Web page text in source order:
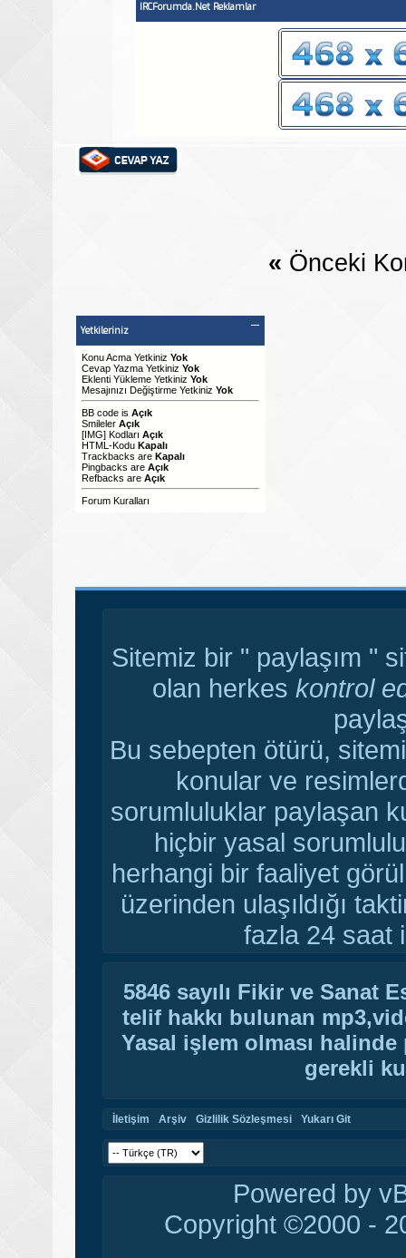
IRCForumda.Net Reklamlar
« Önceki
Yetkileriniz
Konu Acma Yetkiniz Yok
Cevap Yazma Yetkiniz Yok
Eklenti Yükleme Yetkiniz Yok
Mesajınızı Değiştirme Yetkiniz Yok
BB code is Açık
Smileler Açık
[IMG] Kodları Açık
HTML-Kodu Kapalı
Trackbacks are Kapalı
Pingbacks are Açık
Refbacks are Açık
Forum Kuralları
Sitemiz bir " paylaşım "
olan herkes kontrol
Bu sebepten ötürü,
konular ve
sorumluluklar paylaşan
hiçbir yasal
herhangi bir faaliyet
üzerinden ulaşıldığı
fazla 24 saat
5846 sayılı Fikir ve Sanat
telif hakkı bulunan
Yasal işlem olması
gerekli
İletişim Arşiv Gizlilik Sözleşmesi Yukarı Git
Powered by
Copyright ©2000 -